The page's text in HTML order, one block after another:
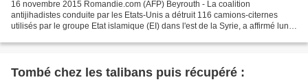
16 novembre 2015 Romandie.com (AFP) Beyrouth - La coalition
antijihadistes conduite par les Etats-Unis a détruit 116 camions-citernes
utilisés par le groupe Etat islamique (EI) dans l'est de la Syrie, a affirmé lundi
Tombé chez les talibans puis récupéré :